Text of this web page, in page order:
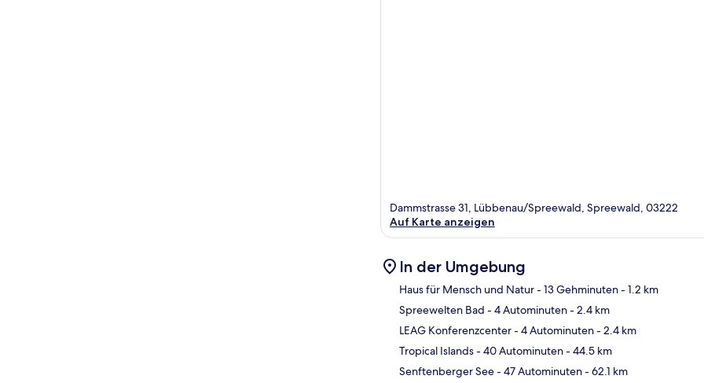
Dammstrasse 31, Lübbenau/Spreewald, Spreewald, 03222
Auf Karte anzeigen
In der Umgebung
Haus für Mensch und Natur- 13 Gehminuten- 1.2 km
Spreewelten Bad - 4 Autominuten- 2.4 km
LEAG Konferenzcenter- 4 Autominuten- 2.4 km
Tropical Islands- 40 Autominuten- 44.5 km
Senftenberger See- 47 Autominuten- 62.1 km